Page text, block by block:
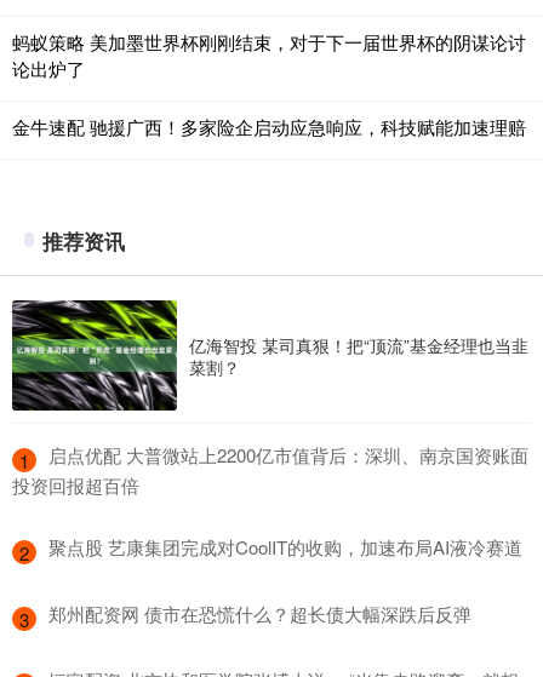
蚂蚁策略 美加墨世界杯刚刚结束，对于下一届世界杯的阴谋论讨
论出炉了
金牛速配 驰援广西！多家险企启动应急响应，科技赋能加速理赔
推荐资讯
亿海智投 某司真狠！把“顶流”基金经理也当韭
菜割？
1
​启点优配 大普微站上2200亿市值背后：深圳、南京国资账面
投资回报超百倍
2 ​聚点股 艺康集团完成对CoolIT的收购，加速布局AI液冷赛道
3 ​郑州配资网 债市在恐慌什么？超长债大幅深跌后反弹